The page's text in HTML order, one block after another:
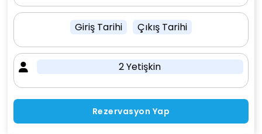
Giriş Tarihi Çıkış Tarihi
2 Yetişkin
Rezervasyon Yap